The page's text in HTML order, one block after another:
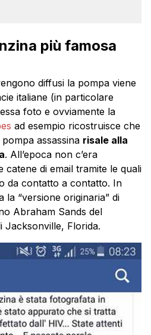
più famosa
diffusi la pompa viene
italiane (in particolare
foto e ovviamente la
ad esempio ricostruisce che
assassina risale alla
. All’epoca non c’era
catene di email tramite le quali
da contatto a contatto. In
la “versione originaria” di
Abraham Sands del
Jacksonville, Florida.